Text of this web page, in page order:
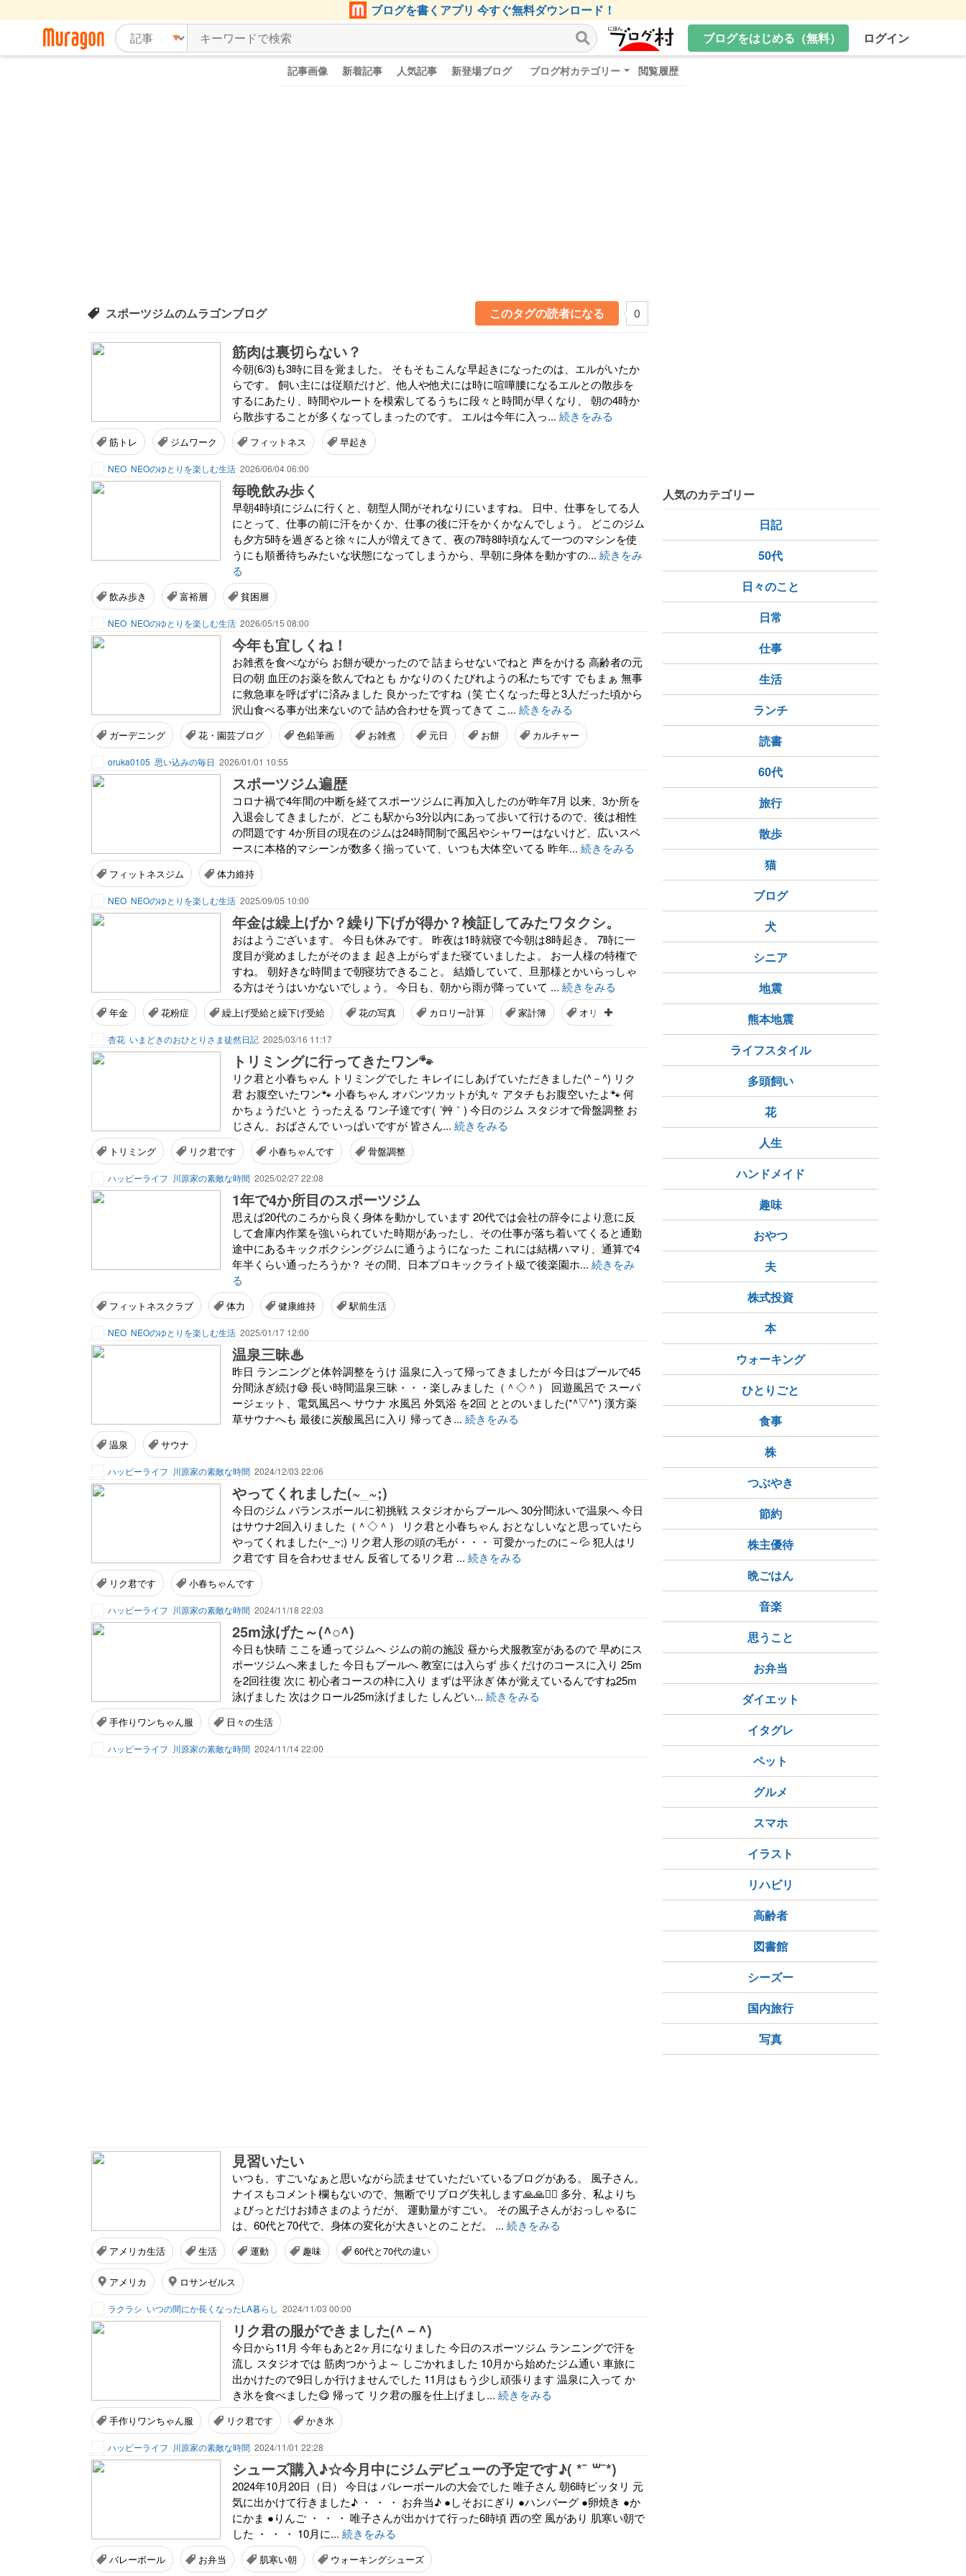
ブログを書くアプリ 今すぐ無料ダウンロード！
ブログをはじめる（無料）
ログイン
記事画像 新着記事 人気記事 新登場ブログ ブログ村カテゴリー 閲覧履歴
スポーツジムのムラゴンブログ このタグの読者になる 0
筋肉は裏切らない？
今朝(6/3)も3時に目を覚ました。 そもそもこんな早起きになったのは、エルがいたか
らです。 飼い主には従順だけど、他人や他犬には時に喧嘩腰になるエルとの散歩を
するにあたり、時間やルートを模索してるうちに段々と時間が早くなり、 朝の4時か
ら散歩することが多くなってしまったのです。 エルは今年に入っ... 続きをみる
筋トレ ジムワーク フィットネス 早起き
NEO NEOのゆとりを楽しむ生活 2026/06/04 06:00
毎晩飲み歩く
早朝4時頃にジムに行くと、朝型人間がそれなりにいますね。 日中、仕事をしてる人
にとって、仕事の前に汗をかくか、仕事の後に汗をかくかなんでしょう。 どこのジム
も夕方5時を過ぎると徐々に人が増えてきて、夜の7時8時頃なんて一つのマシンを使
うにも順番待ちみたいな状態になってしまうから、早朝に身体を動かすの... 続きをみ
る
飲み歩き 富裕層 貧困層
NEO NEOのゆとりを楽しむ生活 2026/05/15 08:00
今年も宜しくね！
お雑煮を食べながら お餅が硬かったので 詰まらせないでねと 声をかける 高齢者の元
日の朝 血圧のお薬を飲んでねとも かなりのくたびれようの私たちです でもまぁ 無事
に救急車を呼ばずに済みました 良かったですね（笑 亡くなった母と3人だった頃から
沢山食べる事が出来ないので 詰め合わせを買ってきて こ... 続きをみる
ガーデニング 花・園芸ブログ 色鉛筆画 お雑煮 元日 お餅 カルチャー
oruka0105 思い込みの毎日 2026/01/01 10:55
スポーツジム遍歴
コロナ禍で4年間の中断を経てスポーツジムに再加入したのが昨年7月 以来、3か所を
入退会してきましたが、どこも駅から3分以内にあって歩いて行けるので、後は相性
の問題です 4か所目の現在のジムは24時間制で風呂やシャワーはないけど、広いスペ
ースに本格的マシーンが数多く揃っていて、いつも大体空いてる 昨年... 続きをみる
フィットネスジム 体力維持
NEO NEOのゆとりを楽しむ生活 2025/09/05 10:00
年金は繰上げか？繰り下げが得か？検証してみたワタクシ。
おはようございます。 今日も休みです。 昨夜は1時就寝で今朝は8時起き。 7時に一
度目が覚めましたがそのまま 起き上がらずまた寝ていましたよ。 お一人様の特権で
すね。 朝好きな時間まで朝寝坊できること。 結婚していて、旦那様とかいらっしゃ
る方はそうはいかないでしょう。 今日も、朝から雨が降っていて ... 続きをみる
年金 花粉症 繰上げ受給と繰下げ受給 花の写真 カロリー計算 家計簿 オリジナルソング おひとりさまの食卓
杏花 いまどきのおひとりさま徒然日記 2025/03/16 11:17
トリミングに行ってきたワン🐾
リク君と小春ちゃん トリミングでした キレイにしあげていただきました(^－^) リク
君 お腹空いたワン🐾 小春ちゃん オパンツカットが丸々 アタチもお腹空いたよ🐾 何
かちょうだいと うったえる ワン子達です( ´艸｀) 今日のジム スタジオで骨盤調整 お
じさん、おばさんで いっぱいですが 皆さん... 続きをみる
トリミング リク君です 小春ちゃんです 骨盤調整
ハッピーライフ 川原家の素敵な時間 2025/02/27 22:08
1年で4か所目のスポーツジム
思えば20代のころから良く身体を動かしています 20代では会社の辞令により意に反
して倉庫内作業を強いられていた時期があったし、その仕事が落ち着いてくると通勤
途中にあるキックボクシングジムに通うようになった これには結構ハマり、通算で4
年半くらい通ったろうか？ その間、日本プロキックライト級で後楽園ホ... 続きをみ
る
フィットネスクラブ 体力 健康維持 駅前生活
NEO NEOのゆとりを楽しむ生活 2025/01/17 12:00
温泉三昧♨
昨日 ランニングと体幹調整をうけ 温泉に入って帰ってきましたが 今日はプールで45
分間泳ぎ続け😅 長い時間温泉三昧・・・楽しみました（＾◇＾） 回遊風呂で スーパ
ージェット、電気風呂へ サウナ 水風呂 外気浴 を2回 ととのいました(*^▽^*) 漢方薬
草サウナへも 最後に炭酸風呂に入り 帰ってき... 続きをみる
温泉 サウナ
ハッピーライフ 川原家の素敵な時間 2024/12/03 22:06
やってくれました(~_~;)
今日のジム バランスボールに初挑戦 スタジオからプールへ 30分間泳いで温泉へ 今日
はサウナ2回入りました（＾◇＾） リク君と小春ちゃん おとなしいなと思っていたら
やってくれました(~_~;) リク君人形の頭の毛が・・・ 可愛かったのに～💦 犯人はリ
ク君です 目を合わせません 反省してるリク君 ... 続きをみる
リク君です 小春ちゃんです
ハッピーライフ 川原家の素敵な時間 2024/11/18 22:03
25m泳げた～(^○^)
今日も快晴 ここを通ってジムへ ジムの前の施設 昼から犬服教室があるので 早めにス
ポーツジムへ来ました 今日もプールへ 教室には入らず 歩くだけのコースに入り 25m
を2回往復 次に 初心者コースの枠に入り まずは平泳ぎ 体が覚えているんですね25m
泳げました 次はクロール25m泳げました しんどい... 続きをみる
手作りワンちゃん服 日々の生活
ハッピーライフ 川原家の素敵な時間 2024/11/14 22:00
見習いたい
いつも、すごいなぁと思いながら読ませていただいているブログがある。 風子さん。
ナイスもコメント欄もないので、無断でリブログ失礼します🙏🙏🙇‍♀️ 多分、私よりち
ょびっとだけお姉さまのようだが、 運動量がすごい。 その風子さんがおっしゃるに
は、60代と70代で、身体の変化が大きいとのことだ。 ... 続きをみる
アメリカ生活 生活 運動 趣味 60代と70代の違い
アメリカ ロサンゼルス
ラクラシ いつの間にか長くなったLA暮らし 2024/11/03 00:00
リク君の服ができました(^－^)
今日から11月 今年もあと2ヶ月になりました 今日のスポーツジム ランニングで汗を
流し スタジオでは 筋肉つかうよ～ しごかれました 10月から始めたジム通い 車旅に
出かけたので9日しか行けませんでした 11月はもう少し頑張ります 温泉に入って か
き氷を食べました😋 帰って リク君の服を仕上げまし... 続きをみる
手作りワンちゃん服 リク君です かき氷
ハッピーライフ 川原家の素敵な時間 2024/11/01 22:28
シューズ購入♪☆今月中にジムデビューの予定です♪( *¯ ꒳¯*)
2024年10月20日（日） 今日は バレーボールの大会でした 唯子さん 朝6時ピッタリ 元
気に出かけて行きました♪ ・ ・ ・ お弁当♪ ●しそおにぎり ●ハンバーグ ●卵焼き ●か
にかま ●りんご ・ ・ ・ 唯子さんが出かけて行った6時頃 西の空 風があり 肌寒い朝で
した ・ ・ ・ 10月に... 続きをみる
バレーボール お弁当 肌寒い朝 ウォーキングシューズ
人気のカテゴリー
日記
50代
日々のこと
日常
仕事
生活
ランチ
読書
60代
旅行
散歩
猫
ブログ
犬
シニア
地震
熊本地震
ライフスタイル
多頭飼い
花
人生
ハンドメイド
趣味
おやつ
夫
株式投資
本
ウォーキング
ひとりごと
食事
株
つぶやき
節約
株主優待
晩ごはん
音楽
思うこと
お弁当
ダイエット
イタグレ
ペット
グルメ
スマホ
イラスト
リハビリ
高齢者
図書館
シーズー
国内旅行
写真